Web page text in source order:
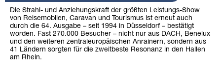
Die Strahl- und Anziehungskraft der größten Leistungs-Show
von Reisemobilen, Caravan und Tourismus ist erneut auch
durch die 64. Ausgabe – seit 1994 in Düsseldorf – bestätigt
worden. Fast 270.000 Besucher – nicht nur aus DACH, Benelux
und den weiteren zentraleuropäischen Anrainern, sondern aus
41 Ländern sorgten für die zweitbeste Resonanz in den Hallen
am Rhein.